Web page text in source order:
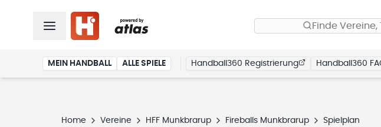
Finde Vereine,
MEIN HANDBALL ALLE SPIELE Handball360 Registrierung Handball360
Home Vereine HFF Munkbrarup Fireballs Munkbrarup Spielplan